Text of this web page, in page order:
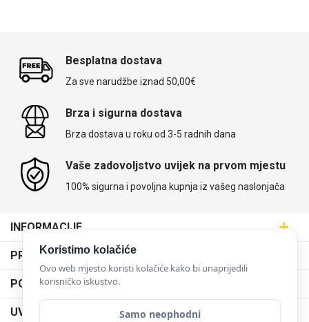
Besplatna dostava
Za sve narudžbe iznad 50,00€
Brza i sigurna dostava
Brza dostava u roku od 3-5 radnih dana
Vaše zadovoljstvo uvijek na prvom mjestu
100% sigurna i povoljna kupnja iz vašeg naslonjača
INFORMACIJE
Maskice.hr - Web trgovina
SVIJET MASKICA d.o.o.
Aleja javora 13, 10000 Zagreb
095 5555 345
prodaja@maskice.hr
PRODAJNA MJESTA
Poslovnica Trešnjevka
Poslovnica Dubrava
PODRŠKA
Dostava
UVJETI KORIŠTENJA
Koristimo kolačiće
Ovo web mjesto koristi kolačiće kako bi unaprijedili
korisničko iskustvo.
Samo neophodni
MarbleMania
Gaming motivi Crtani filmovi
Sportski motivi Obiteljski motivi